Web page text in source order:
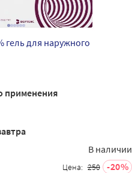
гель для наружного
применения
В наличии
Цена: 250 20